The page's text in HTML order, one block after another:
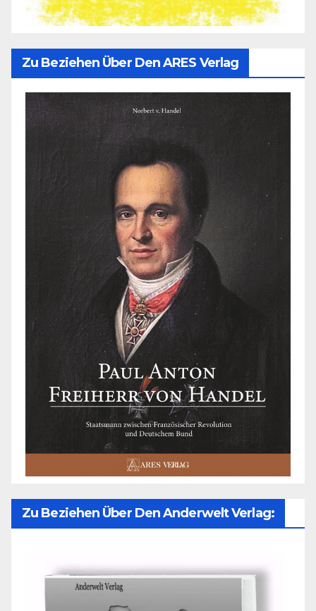
Zu Beziehen Über Den ARES Verlag
Zu Beziehen Über Den Anderwelt Verlag: